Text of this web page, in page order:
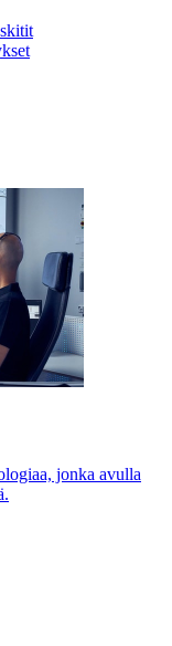
jonka avulla